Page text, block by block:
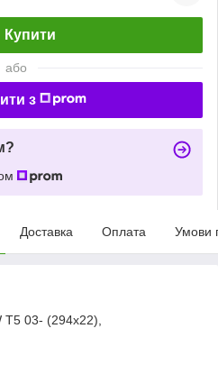
Купити
або
з
Доставка Оплата Умови
T5 03- (294x22),